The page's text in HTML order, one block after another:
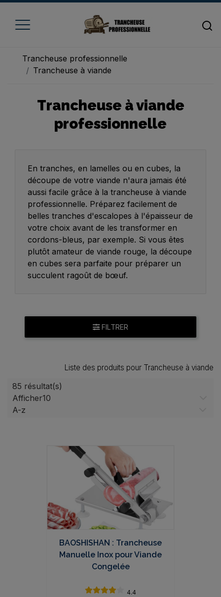
Trancheuse à fromage
Trancheuse à jambon
Trancheuse à viande
Trancheuse à légume
Trancheuse électrique
Trancheuse manuelle
Trancheuse professionnelle
Trancheuse à viande
Trancheuse à viande
professionnelle
En tranches, en lamelles ou en cubes, la
découpe de votre viande n'aura jamais été
aussi facile grâce à la trancheuse à viande
professionnelle. Préparez facilement de
belles tranches d'escalopes à l'épaisseur de
votre choix avant de les transformer en
cordons-bleus, par exemple. Si vous êtes
plutôt amateur de viande rouge, la découpe
en cubes sera parfaite pour préparer un
succulent ragoût de bœuf.
FILTRER
Liste des produits pour Trancheuse à viande
85 résultat(s)
Afficher
BAOSHISHAN : Trancheuse
Manuelle Inox pour Viande
Congelée
4.4